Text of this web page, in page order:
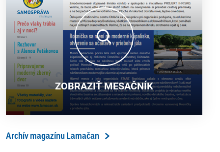
ZOBRAZIŤ MESAČNÍK
Archív magazínu Lamačan